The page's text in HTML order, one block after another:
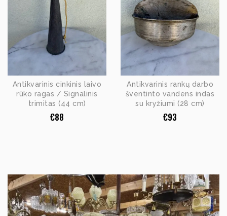
Antikvarinis cinkinis laivo
rūko ragas / Signalinis
trimitas (44 cm)
€88
Antikvarinis rankų darbo
šventinto vandens indas
su kryžiumi (28 cm)
€93